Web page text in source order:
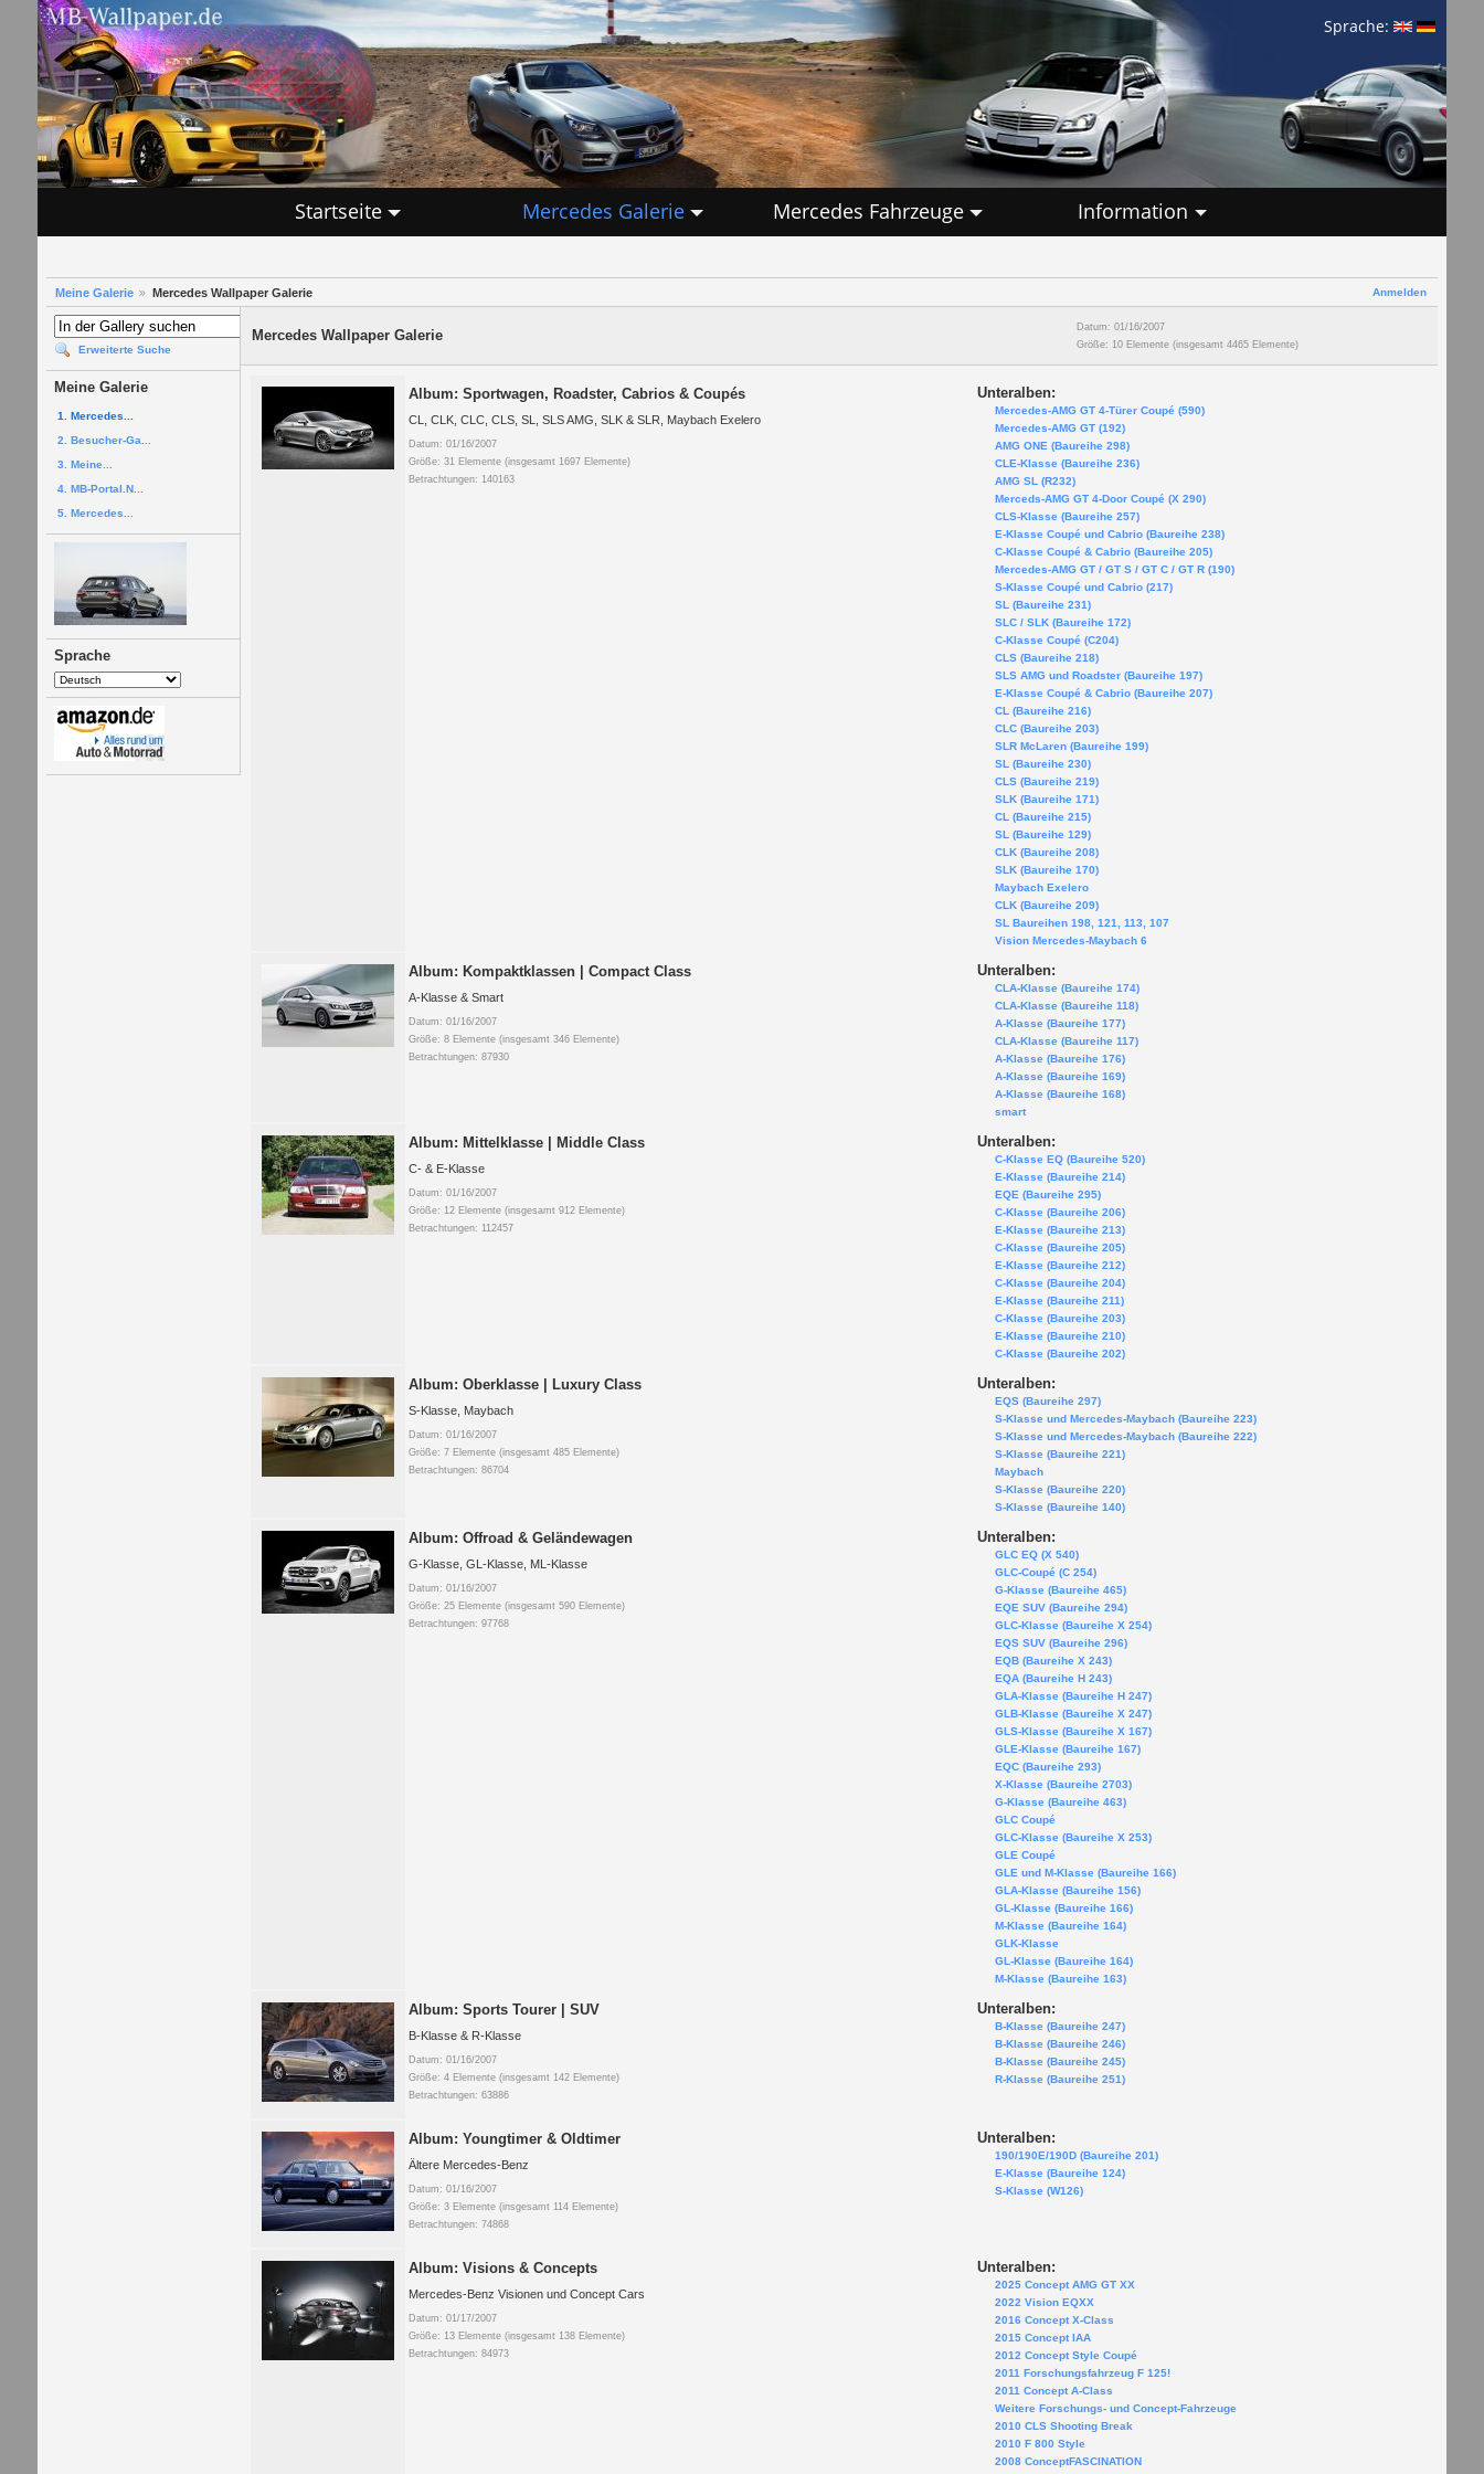
Sprache:
Startseite Mercedes Galerie Mercedes Fahrzeuge Information
Anmelden
Meine Galerie Mercedes Wallpaper Galerie
Erweiterte Suche
Meine Galerie
1. Mercedes...
2. Besucher-Ga...
3. Meine...
4. MB-Portal.N...
5. Mercedes...
Sprache
Mercedes Wallpaper Galerie
Datum: 01/16/2007
Größe: 10 Elemente (insgesamt 4465 Elemente)
Album: Sportwagen, Roadster, Cabrios & Coupés
CL, CLK, CLC, CLS, SL, SLS AMG, SLK & SLR, Maybach Exelero
Datum: 01/16/2007
Größe: 31 Elemente (insgesamt 1697 Elemente)
Betrachtungen: 140163
Unteralben:
Mercedes-AMG GT 4-Türer Coupé (590)
Mercedes-AMG GT (192)
AMG ONE (Baureihe 298)
CLE-Klasse (Baureihe 236)
AMG SL (R232)
Merceds-AMG GT 4-Door Coupé (X 290)
CLS-Klasse (Baureihe 257)
E-Klasse Coupé und Cabrio (Baureihe 238)
C-Klasse Coupé & Cabrio (Baureihe 205)
Mercedes-AMG GT / GT S / GT C / GT R (190)
S-Klasse Coupé und Cabrio (217)
SL (Baureihe 231)
SLC / SLK (Baureihe 172)
C-Klasse Coupé (C204)
CLS (Baureihe 218)
SLS AMG und Roadster (Baureihe 197)
E-Klasse Coupé & Cabrio (Baureihe 207)
CL (Baureihe 216)
CLC (Baureihe 203)
SLR McLaren (Baureihe 199)
SL (Baureihe 230)
CLS (Baureihe 219)
SLK (Baureihe 171)
CL (Baureihe 215)
SL (Baureihe 129)
CLK (Baureihe 208)
SLK (Baureihe 170)
Maybach Exelero
CLK (Baureihe 209)
SL Baureihen 198, 121, 113, 107
Vision Mercedes-Maybach 6
Album: Kompaktklassen | Compact Class
A-Klasse & Smart
Datum: 01/16/2007
Größe: 8 Elemente (insgesamt 346 Elemente)
Betrachtungen: 87930
Unteralben:
CLA-Klasse (Baureihe 174)
CLA-Klasse (Baureihe 118)
A-Klasse (Baureihe 177)
CLA-Klasse (Baureihe 117)
A-Klasse (Baureihe 176)
A-Klasse (Baureihe 169)
A-Klasse (Baureihe 168)
smart
Album: Mittelklasse | Middle Class
C- & E-Klasse
Datum: 01/16/2007
Größe: 12 Elemente (insgesamt 912 Elemente)
Betrachtungen: 112457
Unteralben:
C-Klasse EQ (Baureihe 520)
E-Klasse (Baureihe 214)
EQE (Baureihe 295)
C-Klasse (Baureihe 206)
E-Klasse (Baureihe 213)
C-Klasse (Baureihe 205)
E-Klasse (Baureihe 212)
C-Klasse (Baureihe 204)
E-Klasse (Baureihe 211)
C-Klasse (Baureihe 203)
E-Klasse (Baureihe 210)
C-Klasse (Baureihe 202)
Album: Oberklasse | Luxury Class
S-Klasse, Maybach
Datum: 01/16/2007
Größe: 7 Elemente (insgesamt 485 Elemente)
Betrachtungen: 86704
Unteralben:
EQS (Baureihe 297)
S-Klasse und Mercedes-Maybach (Baureihe 223)
S-Klasse und Mercedes-Maybach (Baureihe 222)
S-Klasse (Baureihe 221)
Maybach
S-Klasse (Baureihe 220)
S-Klasse (Baureihe 140)
Album: Offroad & Geländewagen
G-Klasse, GL-Klasse, ML-Klasse
Datum: 01/16/2007
Größe: 25 Elemente (insgesamt 590 Elemente)
Betrachtungen: 97768
Unteralben:
GLC EQ (X 540)
GLC-Coupé (C 254)
G-Klasse (Baureihe 465)
EQE SUV (Baureihe 294)
GLC-Klasse (Baureihe X 254)
EQS SUV (Baureihe 296)
EQB (Baureihe X 243)
EQA (Baureihe H 243)
GLA-Klasse (Baureihe H 247)
GLB-Klasse (Baureihe X 247)
GLS-Klasse (Baureihe X 167)
GLE-Klasse (Baureihe 167)
EQC (Baureihe 293)
X-Klasse (Baureihe 2703)
G-Klasse (Baureihe 463)
GLC Coupé
GLC-Klasse (Baureihe X 253)
GLE Coupé
GLE und M-Klasse (Baureihe 166)
GLA-Klasse (Baureihe 156)
GL-Klasse (Baureihe 166)
M-Klasse (Baureihe 164)
GLK-Klasse
GL-Klasse (Baureihe 164)
M-Klasse (Baureihe 163)
Album: Sports Tourer | SUV
B-Klasse & R-Klasse
Datum: 01/16/2007
Größe: 4 Elemente (insgesamt 142 Elemente)
Betrachtungen: 63886
Unteralben:
B-Klasse (Baureihe 247)
B-Klasse (Baureihe 246)
B-Klasse (Baureihe 245)
R-Klasse (Baureihe 251)
Album: Youngtimer & Oldtimer
Ältere Mercedes-Benz
Datum: 01/16/2007
Größe: 3 Elemente (insgesamt 114 Elemente)
Betrachtungen: 74868
Unteralben:
190/190E/190D (Baureihe 201)
E-Klasse (Baureihe 124)
S-Klasse (W126)
Album: Visions & Concepts
Mercedes-Benz Visionen und Concept Cars
Datum: 01/17/2007
Größe: 13 Elemente (insgesamt 138 Elemente)
Betrachtungen: 84973
Unteralben:
2025 Concept AMG GT XX
2022 Vision EQXX
2016 Concept X-Class
2015 Concept IAA
2012 Concept Style Coupé
2011 Forschungsfahrzeug F 125!
2011 Concept A-Class
Weitere Forschungs- und Concept-Fahrzeuge
2010 CLS Shooting Break
2010 F 800 Style
2008 ConceptFASCINATION